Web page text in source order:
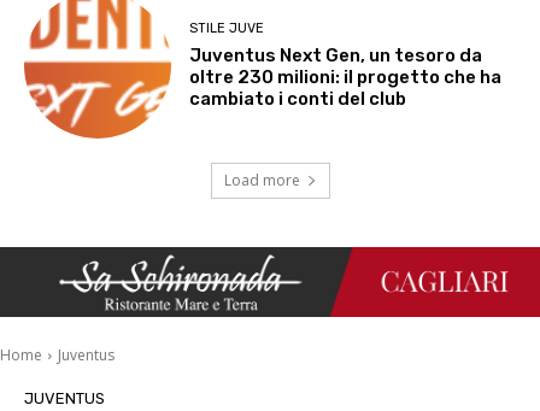
STILE JUVE
Juventus Next Gen, un tesoro da
oltre 230 milioni: il progetto che ha
cambiato i conti del club
Load more